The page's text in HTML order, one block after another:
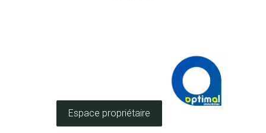
Espace propriétaire